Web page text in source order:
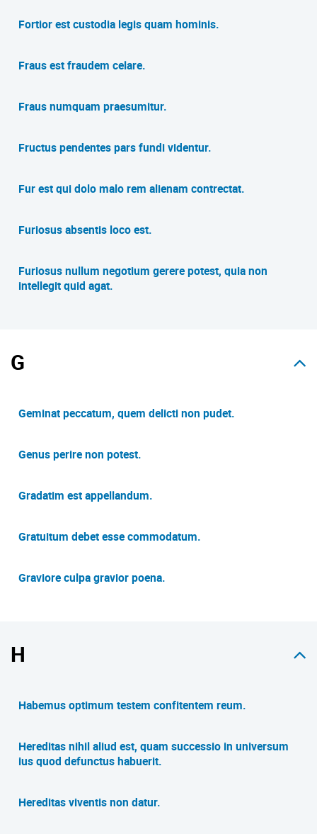
Fortior est custodia legis quam hominis.
Fraus est fraudem celare.
Fraus numquam praesumitur.
Fructus pendentes pars fundi videntur.
Fur est qui dolo malo rem alienam contrectat.
Furiosus absentis loco est.
Furiosus nullum negotium gerere potest, quia non
intellegit quid agat.
G
Geminat peccatum, quem delicti non pudet.
Genus perire non potest.
Gradatim est appellandum.
Gratuitum debet esse commodatum.
Graviore culpa gravior poena.
H
Habemus optimum testem confitentem reum.
Hereditas nihil aliud est, quam successio in universum
ius quod defunctus habuerit.
Hereditas viventis non datur.